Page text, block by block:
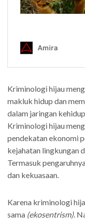
Kriminologi hijau
makluk hidup dan
dalam jaringan
Kriminologi hijau
pendekatan ekonomi
kejahatan lingkungan
Termasuk
dan kekuasaan.
Karena kriminologi
sama (ekosentrism).